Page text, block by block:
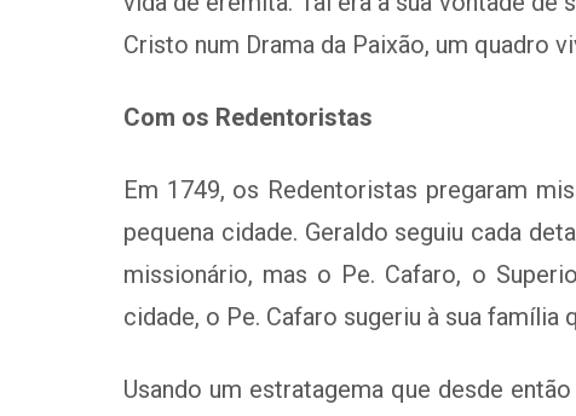
Cristo num Drama da Paixão, um quadro
Com os Redentoristas
Em 1749, os Redentoristas pregaram
pequena cidade. Geraldo seguiu cada
missionário, mas o Pe. Cafaro, o
cidade, o Pe. Cafaro sugeriu à sua família
Usando um estratagema que desde